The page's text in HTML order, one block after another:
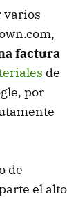
varios
factura
de
por
de
el alto